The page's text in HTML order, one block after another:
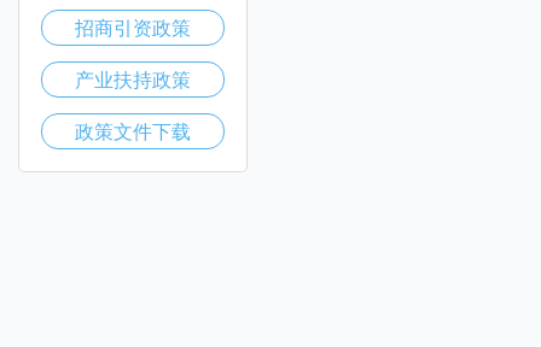
招商引资政策
产业扶持政策
政策文件下载